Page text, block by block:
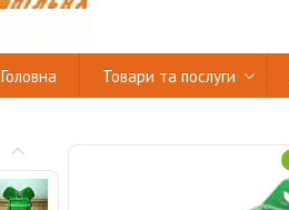
Головна Товари та послуги